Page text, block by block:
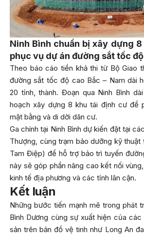
Ninh Bình chuẩn bị xây dựng
phục vụ dự án đường sắt tốc
Theo báo cáo tiền khả thi từ Bộ Giao
đường sắt tốc độ cao Bắc – Nam dài
20 tỉnh, thành. Đoạn qua Ninh Bình
hoạch xây dựng 8 khu tái định cư để
mặt bằng và di dời dân cư.
Ga chính tại Ninh Bình dự kiến đặt tại
Thượng, cùng trạm bảo dưỡng kỹ thuật
Tam Điệp) để hỗ trợ bảo trì tuyến
này sẽ góp phần nâng cao kết nối
kinh tế địa phương và các tỉnh lân cận.
Kết luận
Những bước tiến mạnh mẽ trong phát
Bình Dương cùng sự xuất hiện của các
sản trên bản đồ vệ tinh như Long An